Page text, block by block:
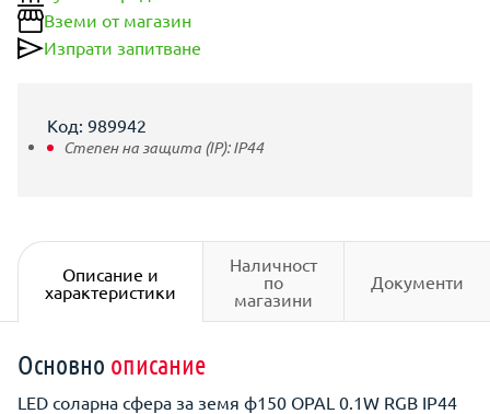
Вземи от магазин
Изпрати запитване
Код: 989942
Степен на защита (IP):IP44
Описание и
характеристики
Наличност
по
магазини
Документи
Основно описание
LED соларна сфера за земя ф150 OPAL 0.1W RGB IP44